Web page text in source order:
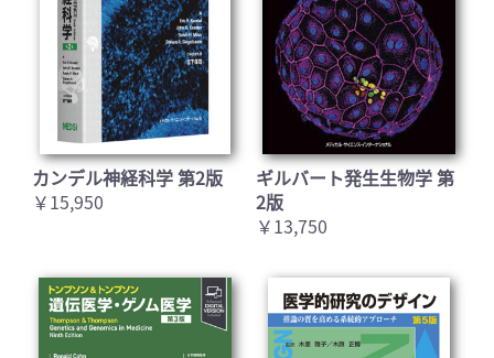
カンデル神経科学 第2版
￥15,950
ギルバート発生生物学 第
2版
￥13,750